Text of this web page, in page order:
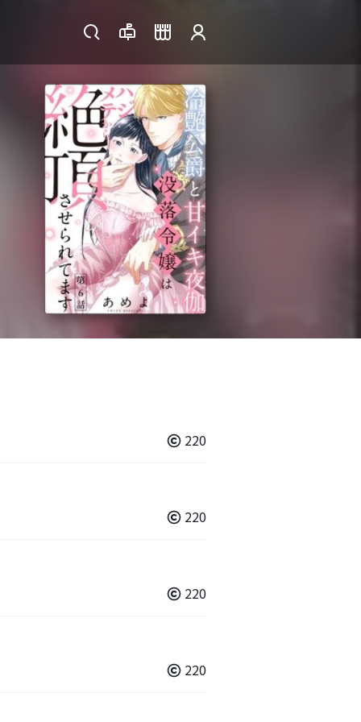
220
220
220
220